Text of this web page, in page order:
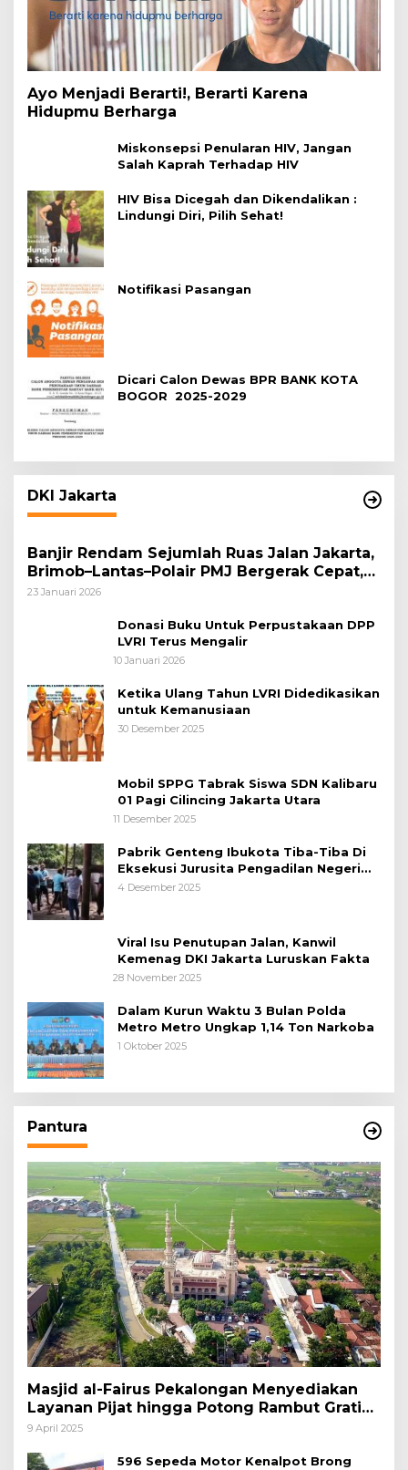
Ayo Menjadi Berarti!, Berarti Karena
Hidupmu Berharga
Miskonsepsi Penularan HIV, Jangan
Salah Kaprah Terhadap HIV
HIV Bisa Dicegah dan Dikendalikan :
Lindungi Diri, Pilih Sehat!
Notifikasi Pasangan
Dicari Calon Dewas BPR BANK KOTA
BOGOR 2025-2029
DKI Jakarta
Banjir Rendam Sejumlah Ruas Jalan Jakarta,
Brimob–Lantas–Polair PMJ Bergerak Cepat,
Polri Siagakan 128.247 Personel Secara
23 Januari 2026
Donasi Buku Untuk Perpustakaan DPP
LVRI Terus Mengalir
10 Januari 2026
Ketika Ulang Tahun LVRI Didedikasikan
untuk Kemanusiaan
30 Desember 2025
Mobil SPPG Tabrak Siswa SDN Kalibaru
01 Pagi Cilincing Jakarta Utara
11 Desember 2025
Pabrik Genteng Ibukota Tiba-Tiba Di
Eksekusi Jurusita Pengadilan Negeri
Tangerang, Diduga Cacat Hukum Sejak
4 Desember 2025
Viral Isu Penutupan Jalan, Kanwil
Kemenag DKI Jakarta Luruskan Fakta
28 November 2025
Dalam Kurun Waktu 3 Bulan Polda
Metro Metro Ungkap 1,14 Ton Narkoba
1 Oktober 2025
Pantura
Masjid al-Fairus Pekalongan Menyediakan
Layanan Pijat hingga Potong Rambut Gratis
bagi Pemudik Lebaran 2025
9 April 2025
596 Sepeda Motor Kenalpot Brong